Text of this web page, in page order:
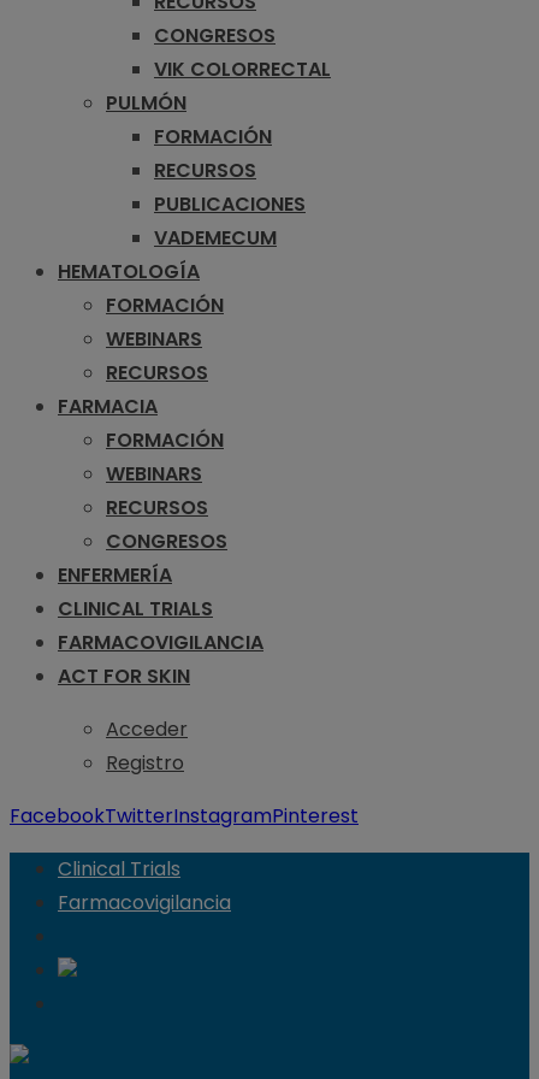
CONGRESOS
VIK COLORRECTAL
PULMÓN
FORMACIÓN
RECURSOS
PUBLICACIONES
VADEMECUM
HEMATOLOGÍA
FORMACIÓN
WEBINARS
RECURSOS
FARMACIA
FORMACIÓN
WEBINARS
RECURSOS
CONGRESOS
ENFERMERÍA
CLINICAL TRIALS
FARMACOVIGILANCIA
ACT FOR SKIN
Acceder
Registro
FacebookTwitterInstagramPinterest
Clinical Trials
Farmacovigilancia